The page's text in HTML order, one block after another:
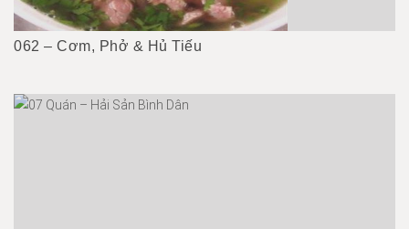
062 – Cơm, Phở & Hủ Tiếu